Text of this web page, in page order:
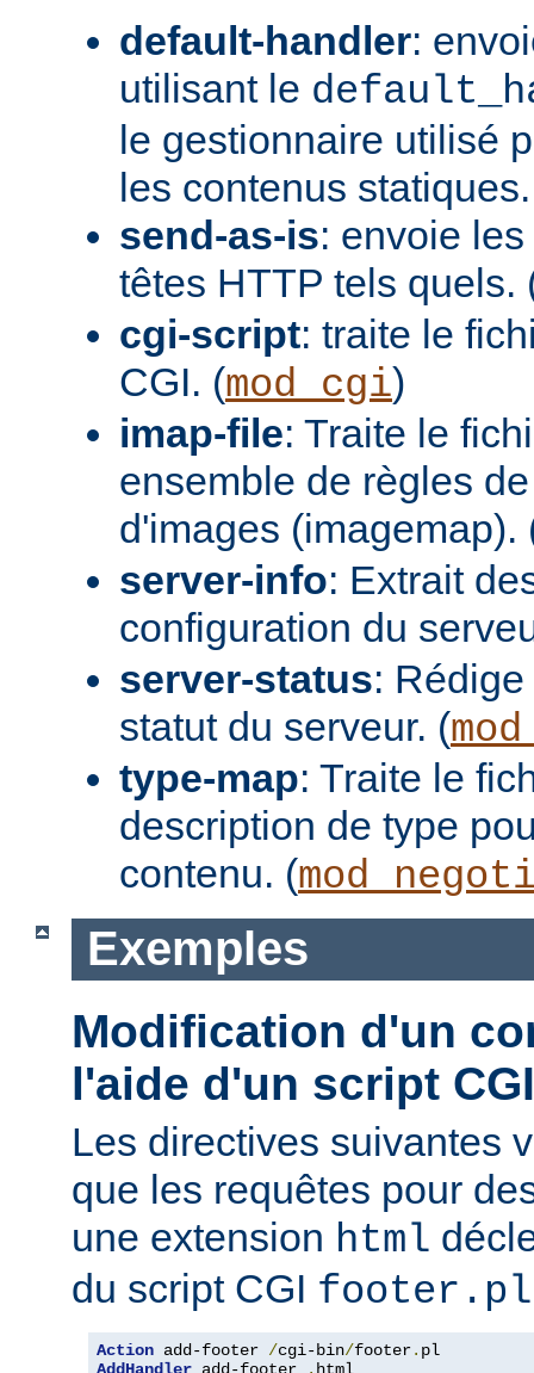
default-handler:
utilisant le
le gestionnaire utilisé
les contenus
send-as-is: envoie
têtes HTTP tels quels.
cgi-script: traite le
CGI. (mod_cgi)
imap-file: Traite le
ensemble de règles
d'images (imagemap).
server-info: Extrait
configuration du
server-status:
statut du serveur. (
type-map: Traite le
description de type
contenu. (
Exemples
Modification d'un
l'aide d'un script CGI
Les directives suivantes
que les requêtes pour
une extension html
du script CGI footer.pl
Action add-footer /cgi-bin/footer.